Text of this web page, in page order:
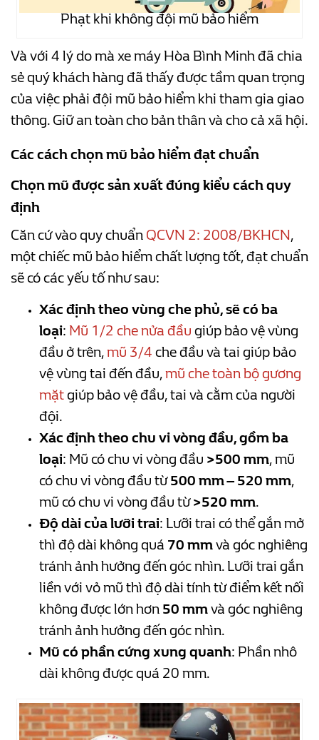
Phạt khi không đội mũ bảo hiểm
Và với 4 lý do mà xe máy Hòa Bình Minh đã chia
sẻ quý khách hàng đã thấy được tầm quan trọng
của việc phải đội mũ bảo hiểm khi tham gia giao
thông. Giữ an toàn cho bản thân và cho cả xã hội.
Các cách chọn mũ bảo hiểm đạt chuẩn
Chọn mũ được sản xuất đúng kiểu cách quy
định
Căn cứ vào quy chuẩn QCVN 2: 2008/BKHCN,
một chiếc mũ bảo hiểm chất lượng tốt, đạt chuẩn
sẽ có các yếu tố như sau:
Xác định theo vùng che phủ, sẽ có ba
loại: Mũ 1/2 che nửa đầu giúp bảo vệ vùng
đầu ở trên,mũ 3/4 che đầu và tai giúp bảo
vệ vùng tai đến đầu,mũ che toàn bộ gương
mặtgiúp bảo vệ đầu, tai và cằm của người
đội.
Xác định theo chu vi vòng đầu, gồm ba
loại: Mũ có chu vi vòng đầu >500 mm, mũ
có chu vi vòng đầu từ500 mm – 520 mm,
mũ có chu vi vòng đầu từ>520 mm.
Độ dài của lưỡi trai: Lưỡi trai có thể gắn mở
thì độ dài không quá 70 mmvà góc nghiêng
tránh ảnh hưởng đến góc nhìn. Lưỡi trai gắn
liền với vỏ mũ thì độ dài tính từ điểm kết nối
không được lớn hơn 50 mmvà góc nghiêng
tránh ảnh hưởng đến góc nhìn.
Mũ có phần cứng xung quanh: Phần nhô
dài không được quá 20 mm.